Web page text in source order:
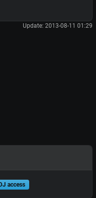
Update: 2013-08-11 01:29
access